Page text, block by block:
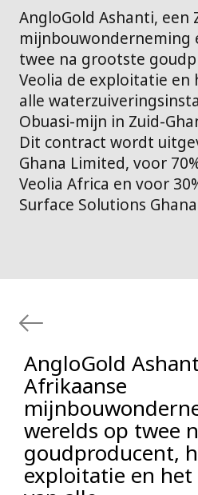
AngloGold Ashanti, een
mijnbouwonderneming
twee na grootste
Veolia de exploitatie en
alle
Obuasi-mijn in Zuid-
Dit contract wordt
Ghana Limited, voor
Veolia Africa en voor
Surface Solutions
AngloGold
Afrikaanse
werelds op twee
goudproducent,
exploitatie en